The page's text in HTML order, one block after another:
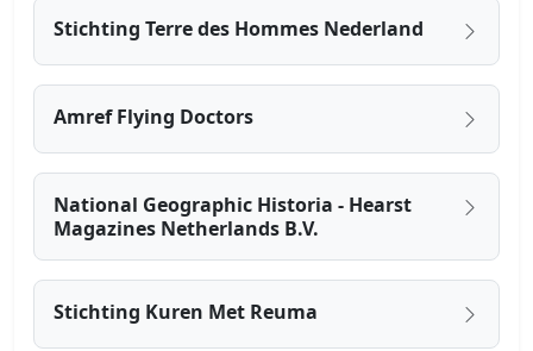
Stichting Terre des Hommes Nederland
Amref Flying Doctors
National Geographic Historia - Hearst
Magazines Netherlands B.V.
Stichting Kuren Met Reuma